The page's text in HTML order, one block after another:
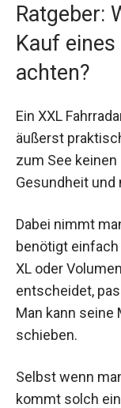
Ratgeber:
Kauf
achten?
Ein XXL
äußerst
zum See
Gesundheit
Dabei nimmt
benötigt einfach
XL oder
entscheidet,
Man kann seine
schieben.
Selbst wenn
kommt solch